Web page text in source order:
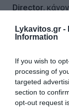
Lykavitos.gr -
Information
If you wish to
processing of
targeted
section to
opt-out request
Director,
από την ημέρα
υπογράψει
από το
δηλαδή το
εξαιρετικά